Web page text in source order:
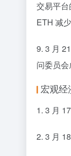
交易平
ETH 减
9. 3 月
问委员会
宏观经
1. 3 月
2. 3 月